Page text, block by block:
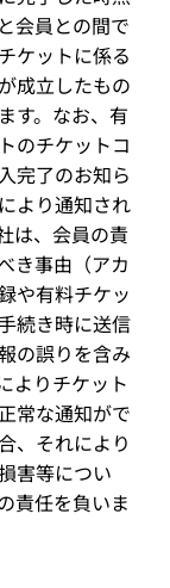
会員との間で
ケットに係る
成立したもの
す。なお、有
のチケットコ
完了のお知ら
より通知され
は、会員の責
き事由（アカ
や有料チケッ
続き時に送信
の誤りを含み
よりチケット
常な通知がで
、それにより
害等につい
責任を負いま